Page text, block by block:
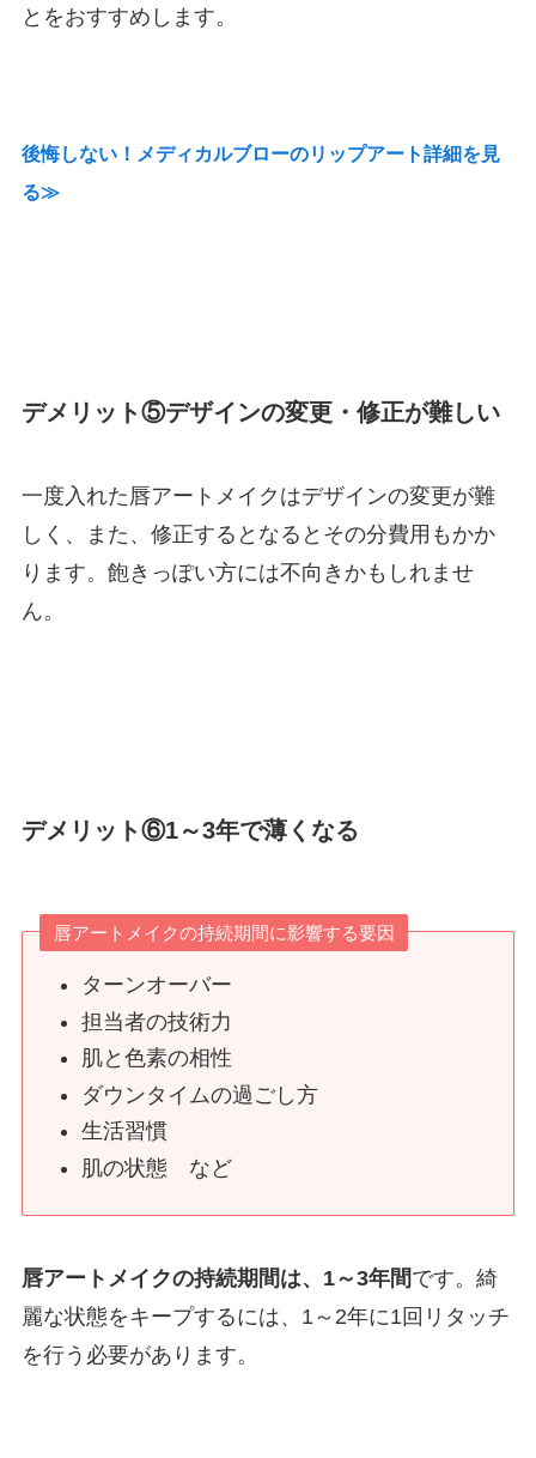
とをおすすめします。
後悔しない！メディカルブローのリップアート詳細を見
る≫
デメリット⑤デザインの変更・修正が難しい
一度入れた唇アートメイクはデザインの変更が難
しく、また、修正するとなるとその分費用もかか
ります。飽きっぽい方には不向きかもしれませ
ん。
デメリット⑥1～3年で薄くなる
唇アートメイクの持続期間に影響する要因
ターンオーバー
担当者の技術力
肌と色素の相性
ダウンタイムの過ごし方
生活習慣
肌の状態 など
唇アートメイクの持続期間は、1～3年間です。綺
麗な状態をキープするには、1～2年に1回リタッチ
を行う必要があります。